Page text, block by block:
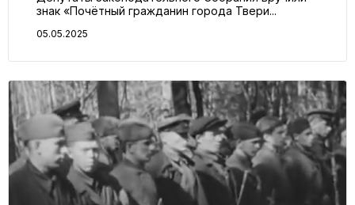
знак «Почётный гражданин города Твери...
05.05.2025